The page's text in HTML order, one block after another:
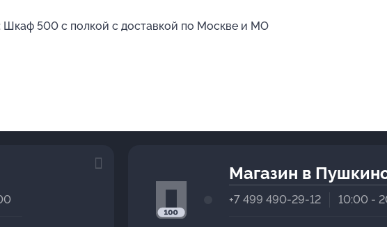
Шкаф 500 с полкой с доставкой по Москве и МО
Магазин в
+7 499 490-29-12 10:00 -